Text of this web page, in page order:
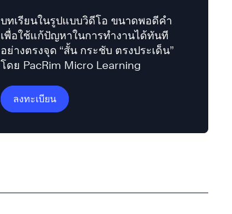
บทเรียนในรูปแบบวิดีโอ ขนาดพอดีคำ
เพื่อใช้แก้ปัญหาในการทำงานได้ทันที
อย่างตรงจุด “สั้น กระชับ ตรงประเด็น”
โดย PacRim Micro Learning
ลงทะเบียน